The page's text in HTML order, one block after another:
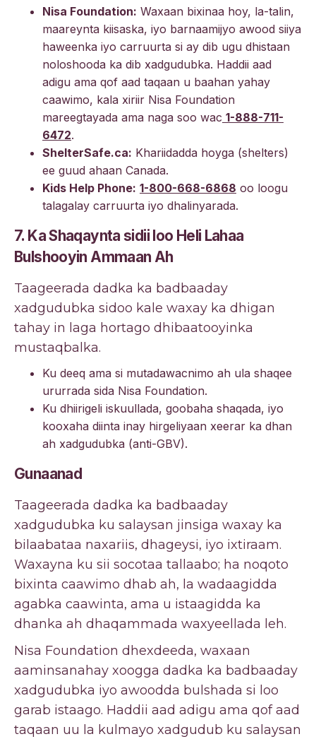
Nisa Foundation: Waxaan bixinaa hoy, la-talin,
maareynta kiisaska, iyo barnaamijyo awood siiya
haweenka iyo carruurta si ay dib ugu dhistaan
noloshooda ka dib xadgudubka. Haddii aad
adigu ama qof aad taqaan u baahan yahay
caawimo, kala xiriir Nisa Foundation
mareegtayada ama naga soo wac 1-888-711-
6472.
ShelterSafe.ca: Khariidadda hoyga (shelters)
ee guud ahaan Canada.
Kids Help Phone: 1-800-668-6868 oo loogu
talagalay carruurta iyo dhalinyarada.
7. Ka Shaqaynta sidii loo Heli Lahaa
Bulshooyin Ammaan Ah
Taageerada dadka ka badbaaday
xadgudubka sidoo kale waxay ka dhigan
tahay in laga hortago dhibaatooyinka
mustaqbalka.
Ku deeq ama si mutadawacnimo ah ula shaqee
ururrada sida Nisa Foundation.
Ku dhiirigeli iskuullada, goobaha shaqada, iyo
kooxaha diinta inay hirgeliyaan xeerar ka dhan
ah xadgudubka (anti-GBV).
Gunaanad
Taageerada dadka ka badbaaday
xadgudubka ku salaysan jinsiga waxay ka
bilaabataa naxariis, dhageysi, iyo ixtiraam.
Waxayna ku sii socotaa tallaabo; ha noqoto
bixinta caawimo dhab ah, la wadaagidda
agabka caawinta, ama u istaagidda ka
dhanka ah dhaqammada waxyeellada leh.
Nisa Foundation dhexdeeda, waxaan
aaminsanahay xoogga dadka ka badbaaday
xadgudubka iyo awoodda bulshada si loo
garab istaago. Haddii aad adigu ama qof aad
taqaan uu la kulmayo xadgudub ku salaysan